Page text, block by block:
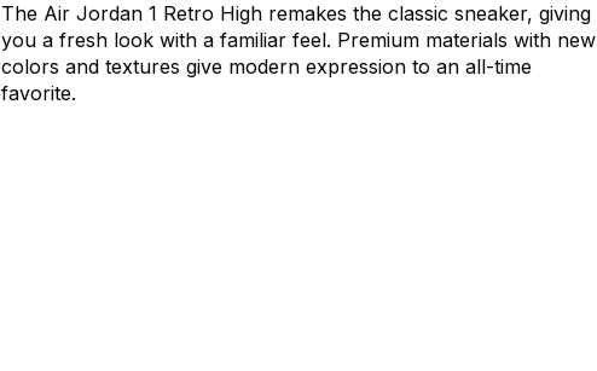
The Air Jordan 1 Retro High remakes the classic sneaker, giving
you a fresh look with a familiar feel. Premium materials with new
colors and textures give modern expression to an all-time
favorite.